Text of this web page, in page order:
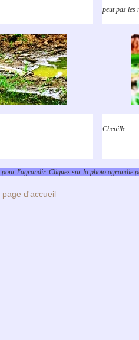
peut pas les
Chenille
pour l'agrandir. Cliquez sur la photo agrandie
d'accueil